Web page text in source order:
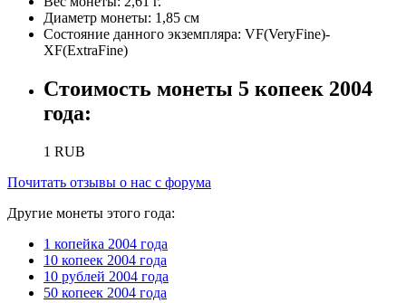
Диаметр монеты: 1,85 см
Состояние данного экземпляра: VF(VeryFine)-
XF(ExtraFine)
Стоимость монеты 5 копеек 2004
года:
1 RUB
Почитать отзывы о нас с форума
Другие монеты этого года:
1 копейка 2004 года
10 копеек 2004 года
10 рублей 2004 года
50 копеек 2004 года